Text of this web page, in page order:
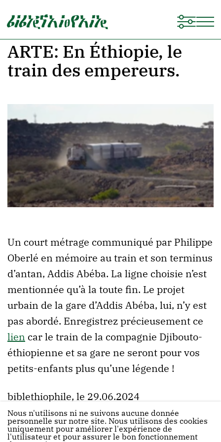
ARTE: En Éthiopie, le
train des empereurs.
Un court métrage communiqué par Philippe
Oberlé en mémoire au train et son terminus
d’antan, Addis Abéba. La ligne choisie n’est
mentionnée qu’à la toute fin. Le projet
urbain de la gare d’Addis Abéba, lui, n’y est
pas abordé. Enregistrez précieusement ce
lien car le train de la compagnie Djibouto-
éthiopienne et sa gare ne seront pour vos
petits-enfants plus qu’une légende !
biblethiophile, le 29.06.2024
Nous n'utilisons ni ne suivons aucune donnée
personnelle sur notre site. Nous utilisons des cookies
uniquement pour améliorer l'expérience de
l'utilisateur et pour assurer le bon fonctionnement